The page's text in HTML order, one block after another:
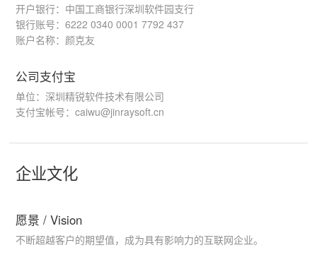
开户银行：中国工商银行深圳软件园支行
银行账号：6222 0340 0001 7792 437
账户名称：颜克友
公司支付宝
单位：深圳精锐软件技术有限公司
支付宝帐号：caiwu@jinraysoft.cn
企业文化
愿景 / Vision
不断超越客户的期望值，成为具有影响力的互联网企业。